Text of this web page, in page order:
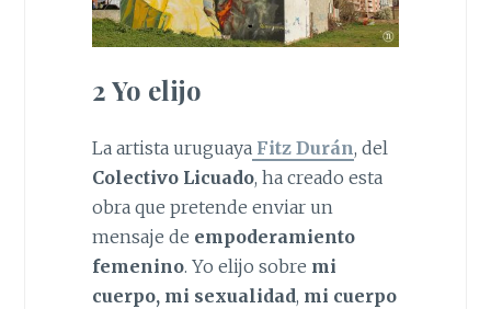
2 Yo elijo
La artista uruguaya Fitz Durán, del
Colectivo Licuado, ha creado esta
obra que pretende enviar un
mensaje de empoderamiento
femenino. Yo elijo sobre mi
cuerpo, mi sexualidad, mi cuerpo